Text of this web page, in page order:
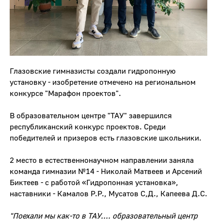
Глазовские гимназисты создали гидропонную
установку - изобретение отмечено на региональном
конкурсе "Марафон проектов".
В образовательном центре "ТАУ" завершился
республиканский конкурс проектов. Среди
победителей и призеров есть глазовские школьники.
2 место в естественнонаучном направлении заняла
команда гимназии №14 - Николай Матвеев и Арсений
Биктеев - с работой «Гидропонная установка»,
наставники - Камалов Р.Р., Мусатов С,Д., Капеева Д.С.
"Поехали мы как-то в ТАУ.... образовательный центр